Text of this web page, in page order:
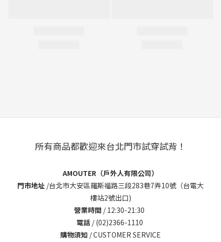
所有商品都歡迎來台北門市試穿試背！
AMOUTER（戶外人有限公司）
門市地址 /台北市大安區羅斯福路三段283巷7弄10號（台電大
樓站2號出口)
營業時間 / 12:30-21:30
電話 / (02)2366-1110
購物須知 /CUSTOMER SERVICE